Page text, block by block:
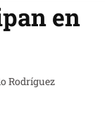
en
Rodríguez